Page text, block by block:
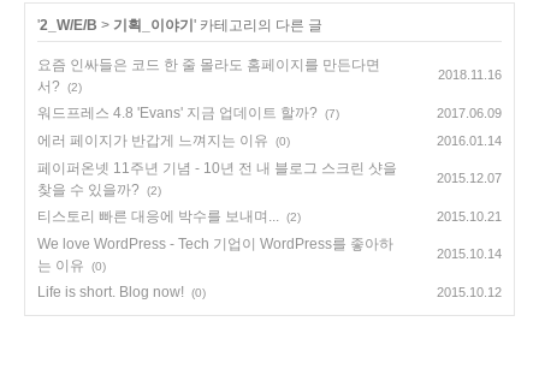
'2_W/E/B > 기획_이야기' 카테고리의 다른 글
요즘 인싸들은 코드 한 줄 몰라도 홈페이지를 만든다면
서?
(2)
2018.11.16
워드프레스 4.8 'Evans' 지금 업데이트 할까? (7) 2017.06.09
에러 페이지가 반갑게 느껴지는 이유 (0) 2016.01.14
페이퍼온넷 11주년 기념 - 10년 전 내 블로그 스크린 샷을
찾을 수 있을까?
(2)
2015.12.07
티스토리 빠른 대응에 박수를 보내며... (2) 2015.10.21
We love WordPress - Tech 기업이 WordPress를 좋아하
는 이유
(0)
2015.10.14
Life is short. Blog now! (0) 2015.10.12